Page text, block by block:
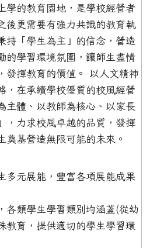
學的教育園地，是學校經營者
後更需要有強力共識的教育執
持「學生為主」的信念，營造
的學習環境氛圍，讓師生盡情
發揮教育的價值。 以人文精神
，在承續學校優質的校風經營
主體、以教師為核心、以家長
，力求校風卓越的品質，發揮
奠基營造無限可能的未來。
多元展能，豐富各項展能成果
各類學生學習類別均涵蓋(從幼
教育，提供適切的學生學習環